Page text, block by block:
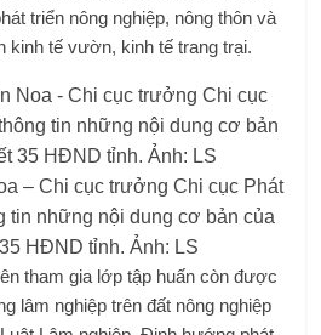
triển nông nghiệp, nông thôn và
kinh tế vườn, kinh tế trang trại.
– Chi cục trưởng Chi cục Phát
tin những nội dung cơ bản của
HĐND tỉnh. Ảnh: LS
tham gia lớp tập huấn còn được
lâm nghiệp trên đất nông nghiệp